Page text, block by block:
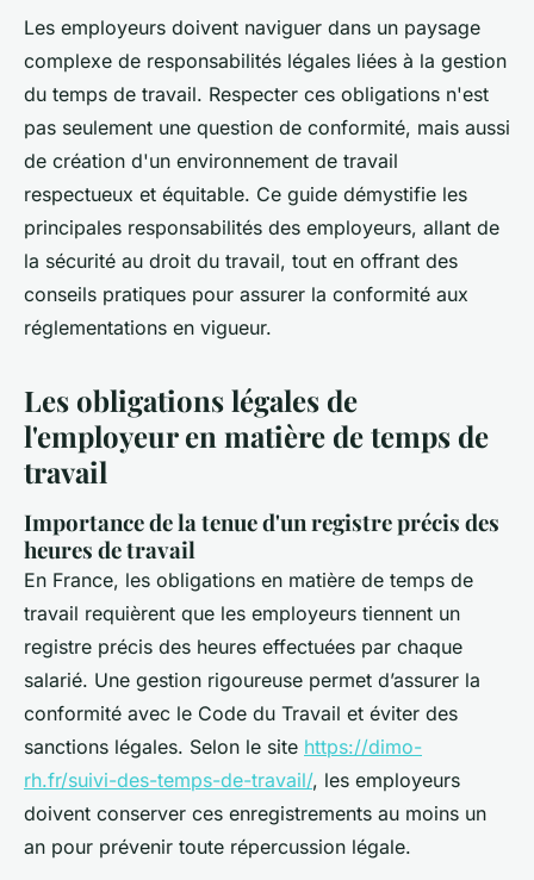
Les employeurs doivent naviguer dans un paysage
complexe de responsabilités légales liées à la gestion
du temps de travail. Respecter ces obligations n'est
pas seulement une question de conformité, mais aussi
de création d'un environnement de travail
respectueux et équitable. Ce guide démystifie les
principales responsabilités des employeurs, allant de
la sécurité au droit du travail, tout en offrant des
conseils pratiques pour assurer la conformité aux
réglementations en vigueur.
Les obligations légales de
l'employeur en matière de temps de
travail
Importance de la tenue d'un registre précis des
heures de travail
En France, les obligations en matière de temps de
travail requièrent que les employeurs tiennent un
registre précis des heures effectuées par chaque
salarié. Une gestion rigoureuse permet d’assurer la
conformité avec le Code du Travail et éviter des
sanctions légales. Selon le site https://dimo-
rh.fr/suivi-des-temps-de-travail/, les employeurs
doivent conserver ces enregistrements au moins un
an pour prévenir toute répercussion légale.